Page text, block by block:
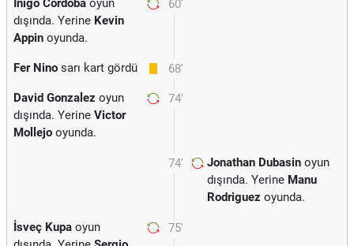
60'
Inigo Cordoba oyun
dışında. Yerine Kevin
Appin oyunda.
68'
Fer Nino sarı kart gördü
74'
David Gonzalez oyun
dışında. Yerine Victor
Mollejo oyunda.
74' Jonathan Dubasin oyun
dışında. Yerine Manu
Rodriguez oyunda.
75'
İsveç Kupa oyun